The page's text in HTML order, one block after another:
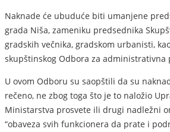
Naknade će ubuduće biti umanjene
grada Niša, zameniku predsednika
gradskih večnika, gradskom urbanisti,
skupštinskog Odbora za administrativna
U ovom Odboru su saopštili da su
rečeno, ne zbog toga što je to naložio
Ministarstva prosvete ili drugi nadležni
“obaveza svih funkcionera da prate i